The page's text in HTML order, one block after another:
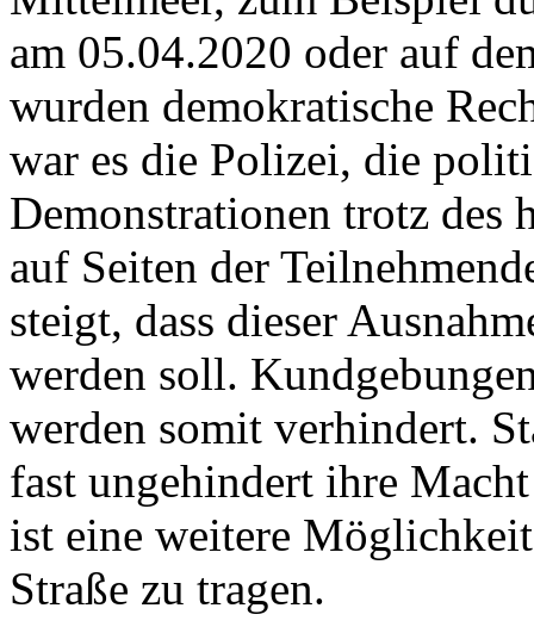
am 05.04.2020 oder auf
wurden demokratische
war es die Polizei, die
Demonstrationen trotz des
auf Seiten der
steigt, dass dieser
werden soll.
werden somit verhindert.
fast ungehindert ihre
ist eine weitere
Straße zu tragen.